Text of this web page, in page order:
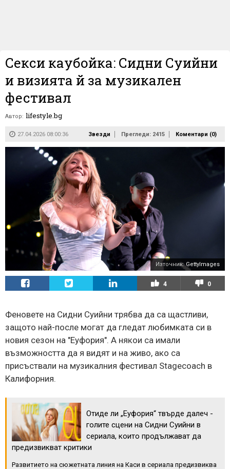
Секси каубойка: Сидни Суийни
и визията й за музикален
фестивал
Автор: lifestyle.bg
27.04.2026 08:00:36 Звезди Прегледи: 2415 Коментари (0)
Източник: GettyImages
4 0
Феновете на Сидни Суийни трябва да са щастливи,
защото най-после могат да гледат любимката си в
новия сезон на "Еуфория". А някои са имали
възможността да я видят и на живо, ако са
присъствали на музикалния фестивал Stagecoach в
Калифорния.
Отиде ли „Еуфория“ твърде далеч -
голите сцени на Сидни Суийни в
сериала, които продължават да
предизвикват критики
Развитието на сюжетната линия на Каси в сериала предизвиква